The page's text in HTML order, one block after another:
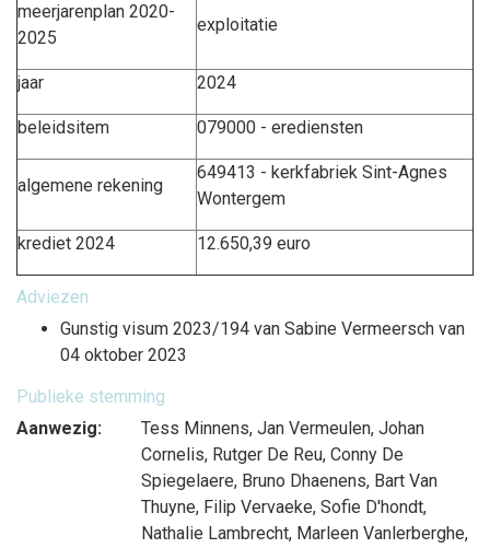
meerjarenplan 2020-
2025
exploitatie
jaar 2024
beleidsitem 079000 - erediensten
algemene rekening
649413 - kerkfabriek Sint-Agnes
Wontergem
krediet 2024 12.650,39 euro
Adviezen
Gunstig visum 2023/194 van Sabine Vermeersch van
04 oktober 2023
Publieke stemming
Aanwezig:
Tess Minnens, Jan Vermeulen, Johan
Cornelis, Rutger De Reu, Conny De
Spiegelaere, Bruno Dhaenens, Bart Van
Thuyne, Filip Vervaeke, Sofie D'hondt,
Nathalie Lambrecht, Marleen Vanlerberghe,